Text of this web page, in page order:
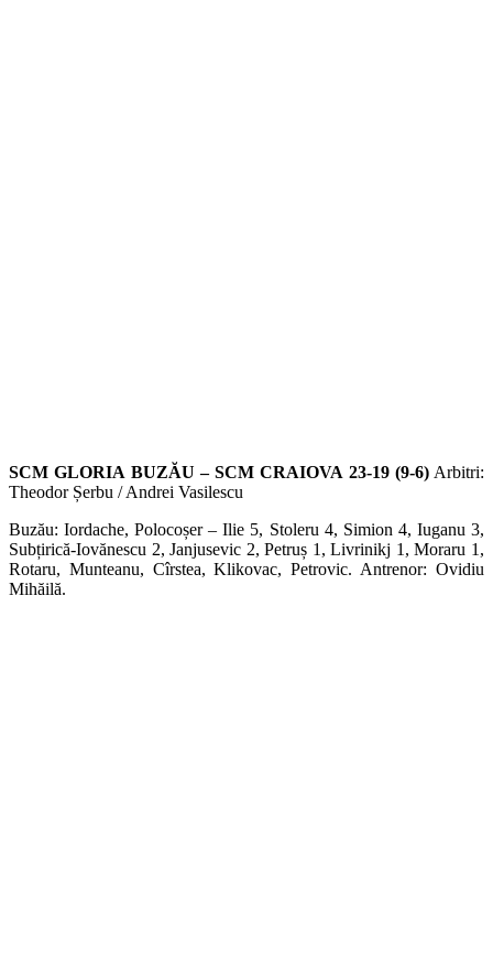
SCM GLORIA BUZĂU – SCM CRAIOVA 23-19 (9-6)Arbitri:
Theodor Șerbu / Andrei Vasilescu
Buzău: Iordache, Polocoșer – Ilie 5, Stoleru 4, Simion 4, Iuganu 3,
Subțirică-Iovănescu 2, Janjusevic 2, Petruș 1, Livrinikj 1, Moraru 1,
Rotaru, Munteanu, Cîrstea, Klikovac, Petrovic. Antrenor: Ovidiu
Mihăilă.